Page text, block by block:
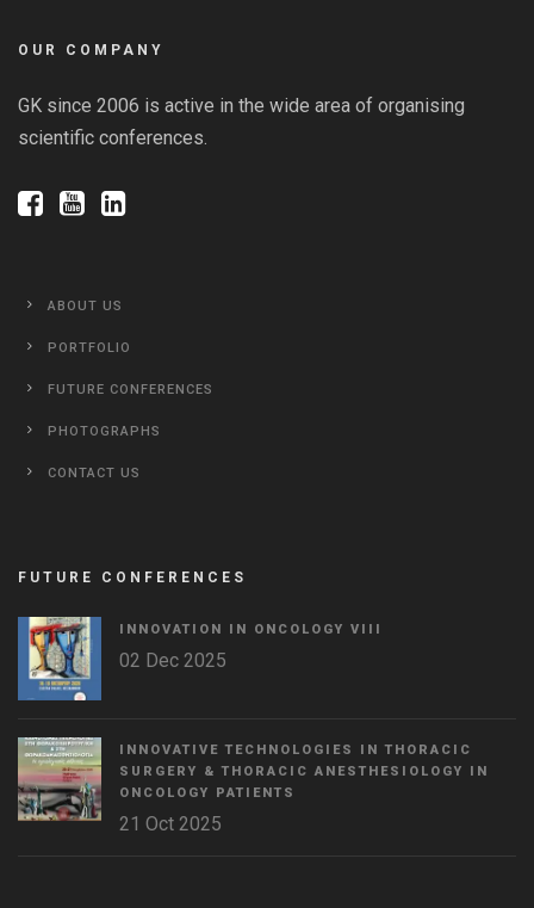
OUR COMPANY
GK since 2006 is active in the wide area of organising
scientific conferences.
ABOUT US
PORTFOLIO
FUTURE CONFERENCES
PHOTOGRAPHS
CONTACT US
FUTURE CONFERENCES
INNOVATION IN ONCOLOGY VΙIΙ
02 Dec 2025
INNOVATIVE TECHNOLOGIES IN THORACIC
SURGERY & THORACIC ANESTHESIOLOGY IN
ONCOLOGY PATIENTS
21 Oct 2025